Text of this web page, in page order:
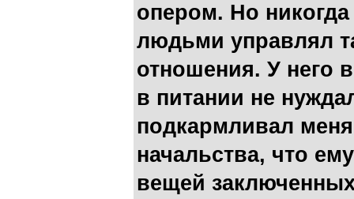
опером. Но
людьми управлял
отношения. У него
в питании не
подкармливал
начальства, что
вещей